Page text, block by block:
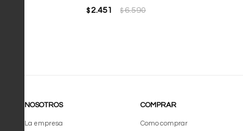
$2.451 $6.590
NOSOTROS
La empresa
COMPRAR
Como comprar